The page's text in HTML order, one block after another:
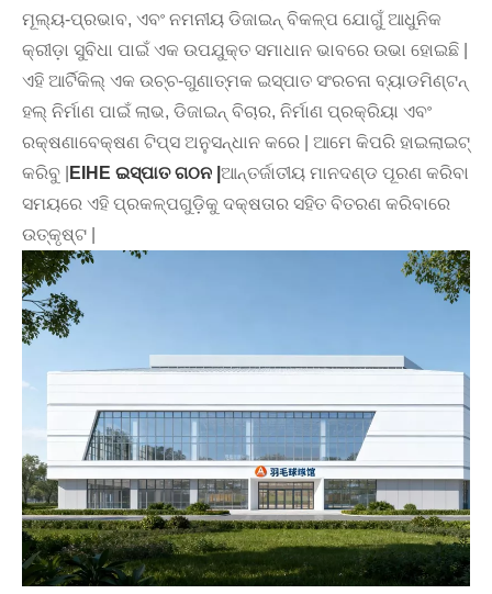
ମୂଲ୍ୟ-ପ୍ରଭାବ, ଏବଂ ନମନୀୟ ଡିଜାଇନ୍ ବିକଳ୍ପ ଯୋଗୁଁ ଆଧୁନିକ
କ୍ରୀଡ଼ା ସୁବିଧା ପାଇଁ ଏକ ଉପଯୁକ୍ତ ସମାଧାନ ଭାବରେ ଉଭା ହୋଇଛି |
ଏହି ଆର୍ଟିକିଲ୍ ଏକ ଉଚ୍ଚ-ଗୁଣାତ୍ମକ ଇସ୍ପାତ ସଂରଚନା ବ୍ୟାଡମିଣ୍ଟନ୍
ହଲ୍ ନିର୍ମାଣ ପାଇଁ ଲାଭ, ଡିଜାଇନ୍ ବିଚାର, ନିର୍ମାଣ ପ୍ରକ୍ରିୟା ଏବଂ
ରକ୍ଷଣାବେକ୍ଷଣ ଟିପ୍ସ ଅନୁସନ୍ଧାନ କରେ | ଆମେ କିପରି ହାଇଲାଇଟ୍
କରିବୁ |
EIHE ଇସ୍ପାତ ଗଠନ | ଆନ୍ତର୍ଜାତୀୟ ମାନଦଣ୍ଡ ପୂରଣ କରିବା
ସମୟରେ ଏହି ପ୍ରକଳ୍ପଗୁଡ଼ିକୁ ଦକ୍ଷତାର ସହିତ ବିତରଣ କରିବାରେ
ଉତ୍କୃଷ୍ଟ |